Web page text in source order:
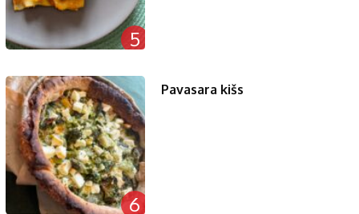
5
6
Pavasara kišs